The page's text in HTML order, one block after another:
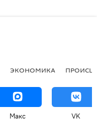
ЭКОНОМИКА
Макс VK